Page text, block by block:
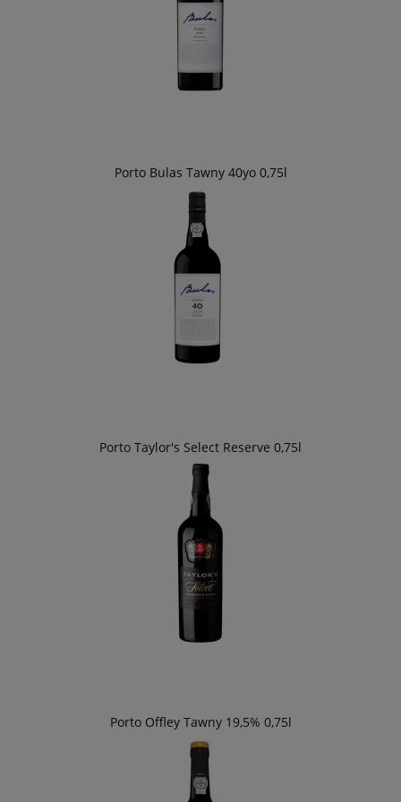
Porto Bulas Tawny 40yo 0,75l
Porto Taylor's Select Reserve 0,75l
Porto Offley Tawny 19,5% 0,75l